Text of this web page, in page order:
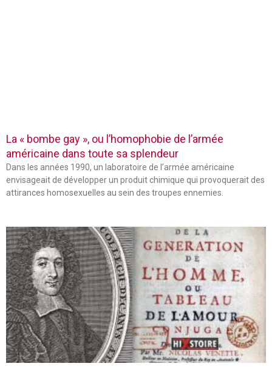
La « bombe gay », ou l’homophobie de l’armée
américaine dans toute sa splendeur
Dans les années 1990, un laboratoire de l’armée américaine
envisageait de développer un produit chimique qui provoquerait des
attirances homosexuelles au sein des troupes ennemies.